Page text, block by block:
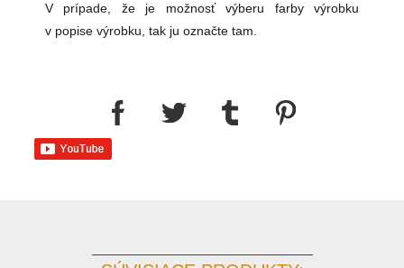
V prípade, že je možnosť výberu farby výrobku
v popise výrobku, tak ju označte tam.